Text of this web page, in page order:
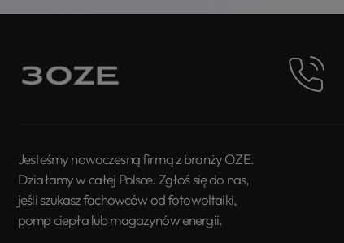
Jesteśmy nowoczesną firmą z branży OZE.
Działamy w całej Polsce. Zgłoś się do nas,
jeśli szukasz fachowców od fotowoltaiki,
pomp ciepła lub magazynów energii.